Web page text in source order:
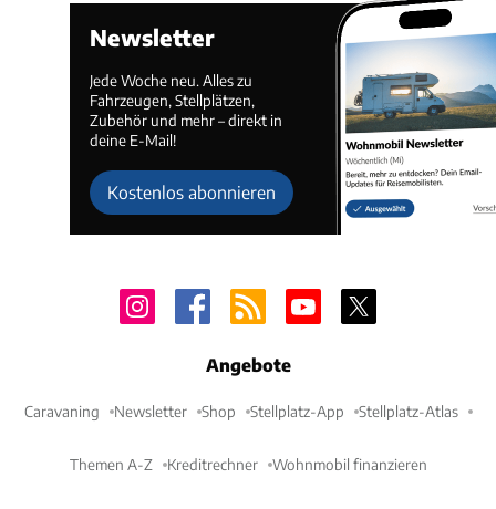
Newsletter
Jede Woche neu. Alles zu
Fahrzeugen, Stellplätzen,
Zubehör und mehr – direkt in
deine E-Mail!
Kostenlos abonnieren
Angebote
Caravaning Newsletter Shop Stellplatz-App Stellplatz-Atlas
Themen A-Z Kreditrechner Wohnmobil finanzieren